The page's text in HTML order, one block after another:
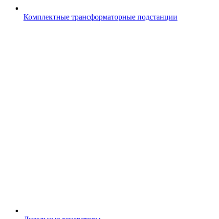
Комплектные трансформаторные подстанции